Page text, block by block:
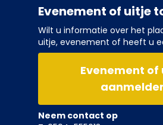
Evenement of uitje
Wilt u informatie over het
uitje, evenement of heeft u
Evenement of
Neem contact op